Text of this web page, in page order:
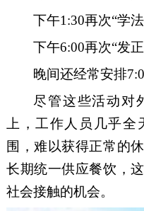
下午1:30再次“学法
下午6:00再次“发
晚间还经常安排7
尽管这些活动对
上，工作人员几乎全
围，难以获得正常的
长期统一供应餐饮，
社会接触的机会。